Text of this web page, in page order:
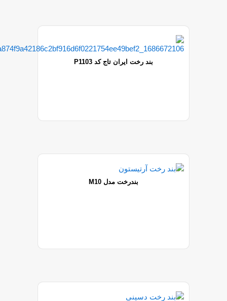
بند رخت ایران تاج کد P1103
بندرخت مدل M10